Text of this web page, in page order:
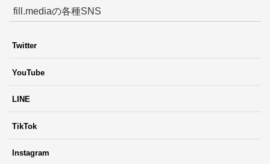
fill.mediaの各種SNS
Twitter
YouTube
LINE
TikTok
Instagram